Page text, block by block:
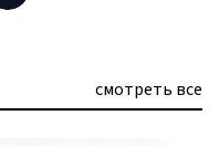
смотреть все